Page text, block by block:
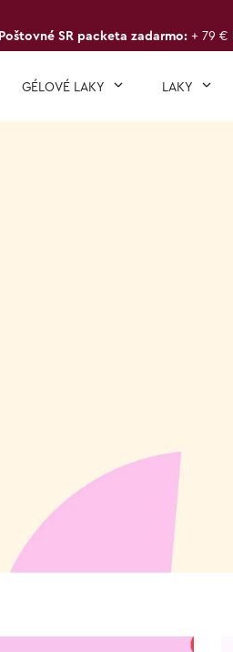
Poštovné SR packeta zadarmo: + 79 €
GÉLOVÉ LAKY LAKY